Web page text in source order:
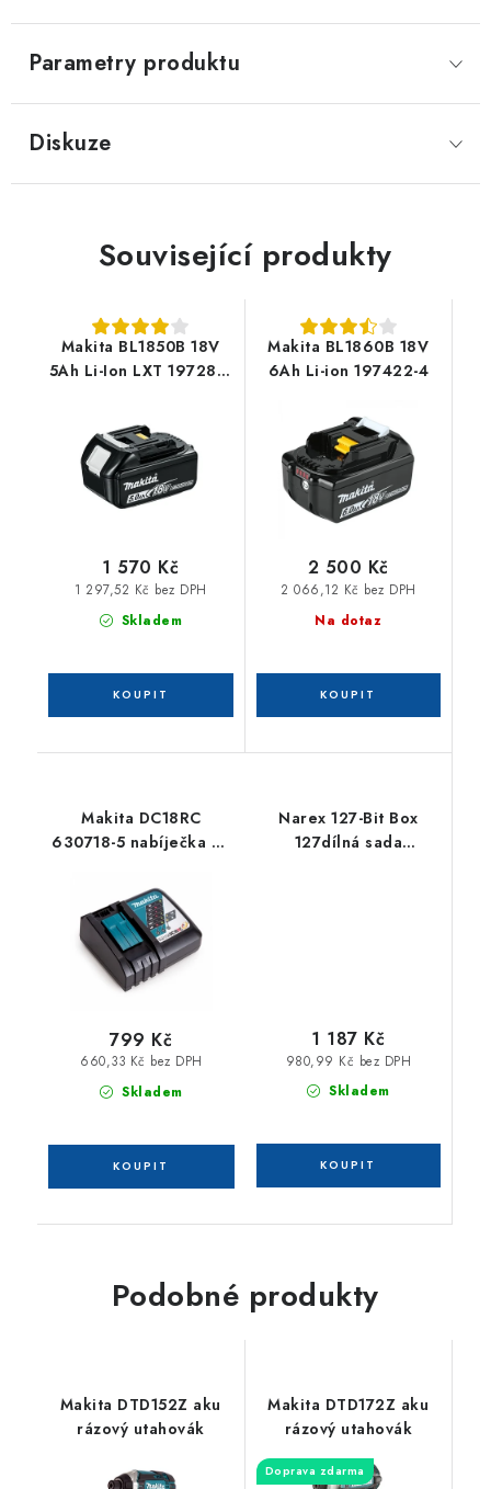
Parametry produktu
Diskuze
Související produkty
Makita BL1850B 18V
5Ah Li-Ion LXT 197280-
Skladem
1 297,52 Kč bez DPH
1 570 Kč
Makita BL1860B 18V
6Ah Li-ion 197422-4
Na dotaz
2 066,12 Kč bez DPH
2 500 Kč
Makita DC18RC
630718-5 nabíječka Li-
Skladem
660,33 Kč bez DPH
799 Kč
Narex 127-Bit Box
127dílná sada
Skladem
980,99 Kč bez DPH
1 187 Kč
Podobné produkty
Makita DTD152Z aku
rázový utahovák
Makita DTD172Z aku
rázový utahovák
Doprava zdarma